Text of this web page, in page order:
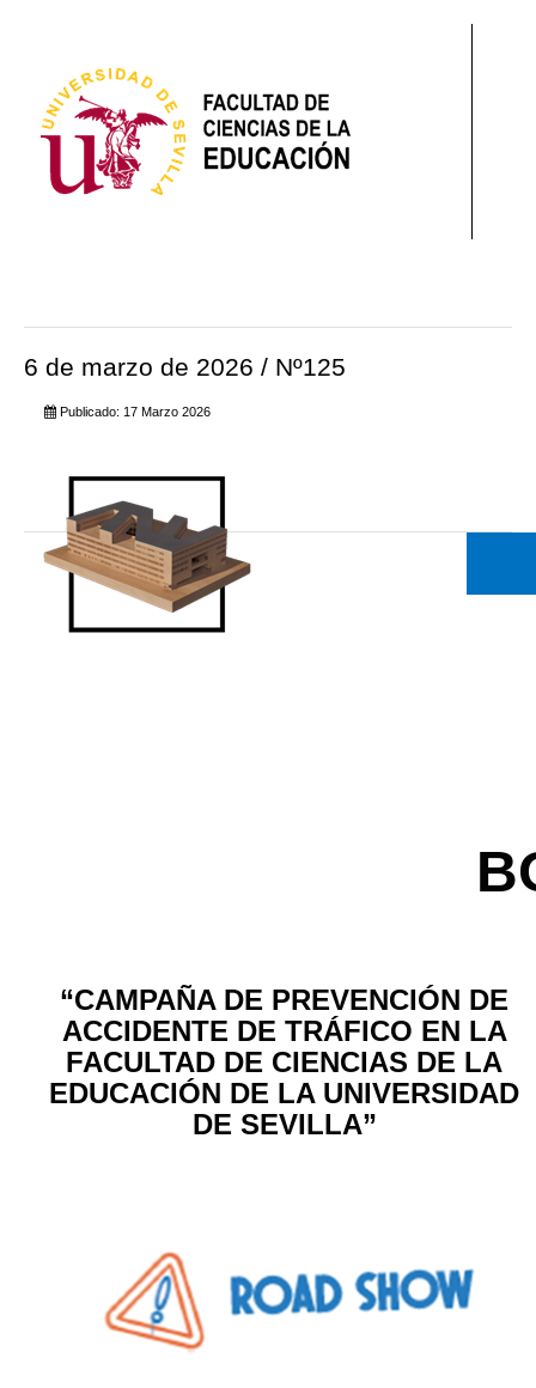
6 de marzo de 2026 / Nº125
Publicado: 17 Marzo 2026
“CAMPAÑA DE PREVENCIÓN DE
ACCIDENTE DE TRÁFICO EN LA
FACULTAD DE CIENCIAS DE LA
EDUCACIÓN DE LA UNIVERSIDAD
DE SEVILLA”